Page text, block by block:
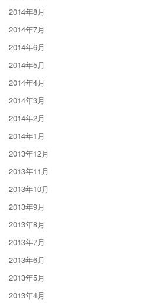
2014年8月
2014年7月
2014年6月
2014年5月
2014年4月
2014年3月
2014年2月
2014年1月
2013年12月
2013年11月
2013年10月
2013年9月
2013年8月
2013年7月
2013年6月
2013年5月
2013年4月